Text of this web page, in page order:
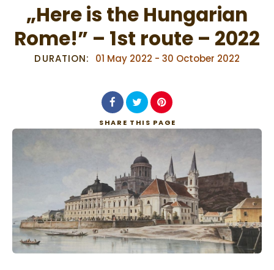
„Here is the Hungarian
Rome!” – 1st route – 2022
DURATION: 01 May 2022 - 30 October 2022
SHARE THIS PAGE